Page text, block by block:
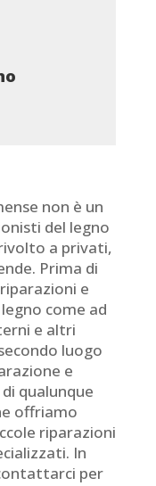
non è un
del legno
a privati,
Prima di
e
come ad
e altri
luogo
e
qualunque
offriamo
riparazioni
In
per